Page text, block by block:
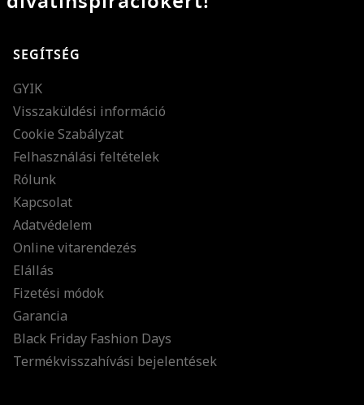
SEGÍTSÉG
GYIK
Visszaküldési információ
Cookie Szabályzat
Felhasználási feltételek
Rólunk
Kapcsolat
Adatvédelem
Online vitarendezés
Elállás
Fizetési módok
Garancia
Black Friday Fashion Days
Termékvisszahívási bejelentések